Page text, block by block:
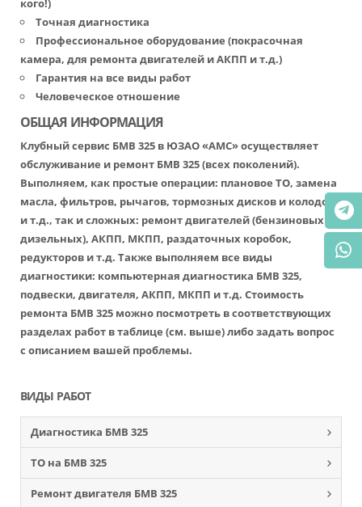
кого!)
Точная диагностика
Профессиональное оборудование (покрасочная
камера, для ремонта двигателей и АКПП и т.д.)
Гарантия на все виды работ
Человеческое отношение
ОБЩАЯ ИНФОРМАЦИЯ
Клубный сервис БМВ 325 в ЮЗАО «АМС» осуществляет
обслуживание и ремонт БМВ 325 (всех поколений).
Выполняем, как простые операции: плановое ТО, замена
масла, фильтров, рычагов, тормозных дисков и колодок
и т.д., так и сложных: ремонт двигателей (бензиновых и
дизельных), АКПП, МКПП, раздаточных коробок,
редукторов и т.д. Также выполняем все виды
диагностики: компьютерная диагностика БМВ 325,
подвески, двигателя, АКПП, МКПП и т.д. Стоимость
ремонта БМВ 325 можно посмотреть в соответствующих
разделах работ в таблице (см. выше) либо задать вопрос
с описанием вашей проблемы.
ВИДЫ РАБОТ
Диагностика БМВ 325
ТО на БМВ 325
Ремонт двигателя БМВ 325